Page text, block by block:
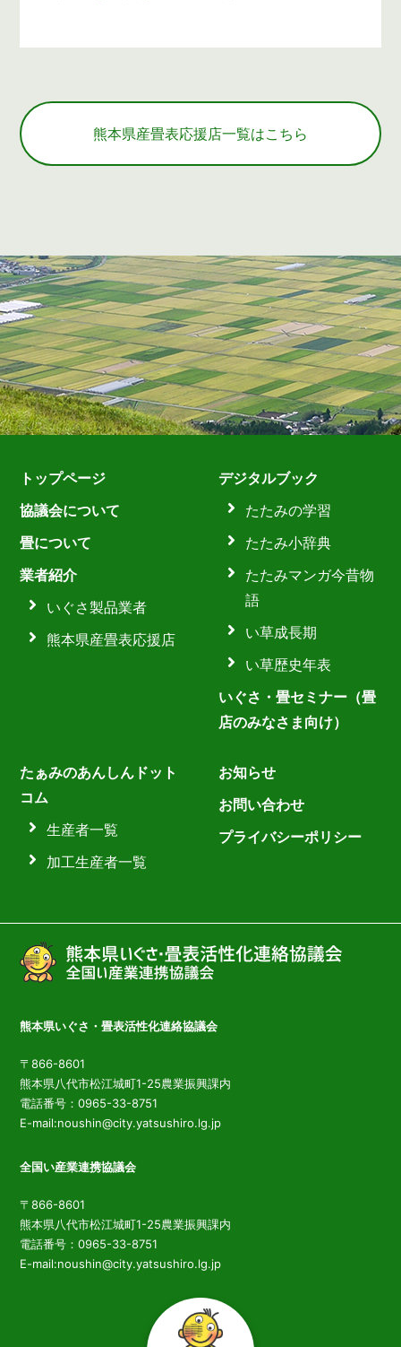
熊本県産畳表応援店一覧はこちら
トップページ
協議会について
畳について
業者紹介
いぐさ製品業者
熊本県産畳表応援店
デジタルブック
たたみの学習
たたみ小辞典
たたみマンガ今昔物
語
い草成長期
い草歴史年表
いぐさ・畳セミナー（畳
店のみなさま向け）
たぁみのあんしんドット
コム
生産者一覧
加工生産者一覧
お知らせ
お問い合わせ
プライバシーポリシー
熊本県いぐさ・畳表活性化連絡協議会
〒866-8601
熊本県八代市松江城町1-25農業振興課内
電話番号：0965-33-8751
E-mail:noushin@city.yatsushiro.lg.jp
全国い産業連携協議会
〒866-8601
熊本県八代市松江城町1-25農業振興課内
電話番号：0965-33-8751
E-mail:noushin@city.yatsushiro.lg.jp